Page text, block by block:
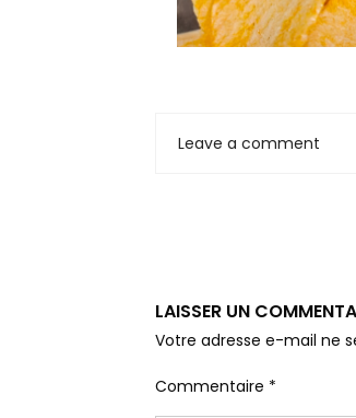
Leave a comment
LAISSER UN
Votre adresse e-mail ne
Commentaire *